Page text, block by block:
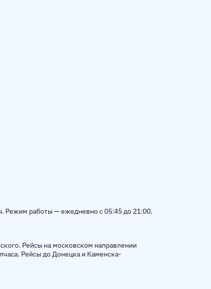
Режим работы — ежедневно с 05:45 до 21:00.
Рейсы на московском направлении
Рейсы до Донецка и Каменска-